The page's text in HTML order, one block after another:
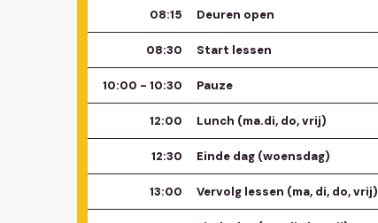
08:15 Deuren open
08:30 Start lessen
10:00 - 10:30 Pauze
12:00 Lunch (ma.di, do, vrij)
12:30 Einde dag (woensdag)
13:00 Vervolg lessen (ma, di, do, vrij)